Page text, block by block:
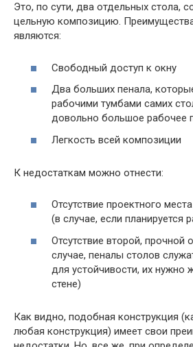
Это, по сути, два отдельных стола,
цельную композицию.
являются:
Свободный доступ к окну
Два больших пенала,
рабочими тумбами самих
довольно большое рабочее
Легкость всей композиции
К недостаткам можно отнести:
Отсутствие проектного
(в случае, если планируется
Отсутствие второй,
случае, пеналы столов
для устойчивости, их нужно
стене)
Как видно, подобная конструкция
любая конструкция) имеет свои